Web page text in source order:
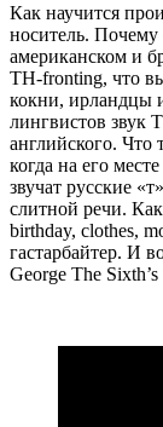
Как научится
носитель. Почему
американском и
TH-fronting, что
кокни, ирландцы
лингвистов звук
английского. Что
когда на его
звучат русские
слитной речи.
birthday, clothes,
гастарбайтер. И
George The Sixth’s